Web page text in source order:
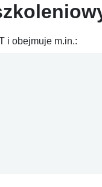
i obejmuje m.in.: